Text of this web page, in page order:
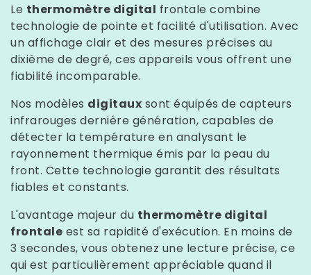
Le thermomètre digital frontale combine
technologie de pointe et facilité d'utilisation. Avec
un affichage clair et des mesures précises au
dixième de degré, ces appareils vous offrent une
fiabilité incomparable.
Nos modèles digitaux sont équipés de capteurs
infrarouges dernière génération, capables de
détecter la température en analysant le
rayonnement thermique émis par la peau du
front. Cette technologie garantit des résultats
fiables et constants.
L'avantage majeur du thermomètre digital
frontale est sa rapidité d'exécution. En moins de
3 secondes, vous obtenez une lecture précise, ce
qui est particulièrement appréciable quand il